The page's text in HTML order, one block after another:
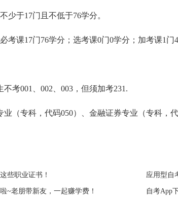
于17门且不低于76学分。
课17门76学分；选考课0门0学分；加考课1门4
001、002、003，但须加考231.
专科，代码050）、金融证券专业（专科，
些职业证书！ 应用型自
~老朋带新友，一起赚学费！ 自考App